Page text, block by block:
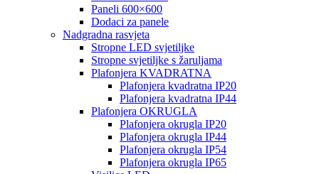
Paneli 600×600
Dodaci za panele
Nadgradna rasvjeta
Stropne LED svjetiljke
Stropne svjetiljke s žaruljama
Plafonjera KVADRATNA
Plafonjera kvadratna IP20
Plafonjera kvadratna IP44
Plafonjera OKRUGLA
Plafonjera okrugla IP20
Plafonjera okrugla IP44
Plafonjera okrugla IP54
Plafonjera okrugla IP65